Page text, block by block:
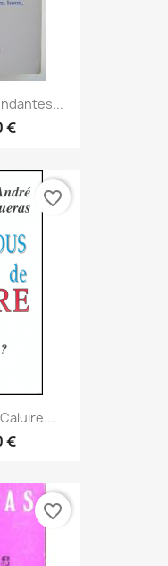
€
€
favorite_border
favorite_border